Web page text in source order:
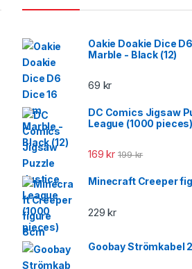
Oakie Doakie Dice
Marble - Black (12)
69 kr
DC Comics Jigsaw
League (1000 pieces)
169kr 199kr
Minecraft Creeper
229kr
Goobay Strömkabel